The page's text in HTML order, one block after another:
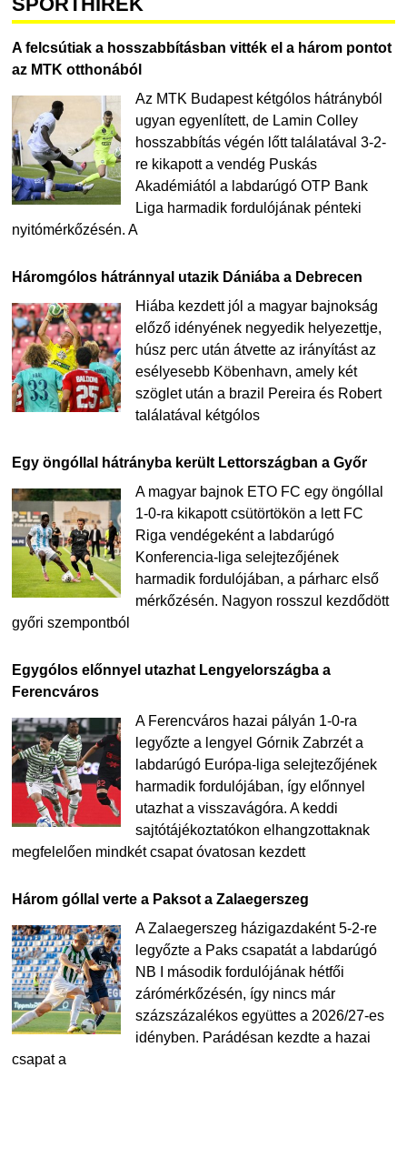
A felcsútiak a hosszabbításban vitték el a három pontot
az MTK otthonából
Az MTK Budapest kétgólos hátrányból
ugyan egyenlített, de Lamin Colley
hosszabbítás végén lőtt találatával 3-2-
re kikapott a vendég Puskás
Akadémiától a labdarúgó OTP Bank
Liga harmadik fordulójának pénteki
nyitómérkőzésén. A
Háromgólos hátránnyal utazik Dániába a Debrecen
Hiába kezdett jól a magyar bajnokság
előző idényének negyedik helyezettje,
húsz perc után átvette az irányítást az
esélyesebb Köbenhavn, amely két
szöglet után a brazil Pereira és Robert
találatával kétgólos
Egy öngóllal hátrányba került Lettországban a Győr
A magyar bajnok ETO FC egy öngóllal
1-0-ra kikapott csütörtökön a lett FC
Riga vendégeként a labdarúgó
Konferencia-liga selejtezőjének
harmadik fordulójában, a párharc első
mérkőzésén. Nagyon rosszul kezdődött
győri szempontból
Egygólos előnnyel utazhat Lengyelországba a
Ferencváros
A Ferencváros hazai pályán 1-0-ra
legyőzte a lengyel Górnik Zabrzét a
labdarúgó Európa-liga selejtezőjének
harmadik fordulójában, így előnnyel
utazhat a visszavágóra. A keddi
sajtótájékoztatókon elhangzottaknak
megfelelően mindkét csapat óvatosan kezdett
Három góllal verte a Paksot a Zalaegerszeg
A Zalaegerszeg házigazdaként 5-2-re
legyőzte a Paks csapatát a labdarúgó
NB I második fordulójának hétfői
zárómérkőzésén, így nincs már
százszázalékos együttes a 2026/27-es
idényben. Parádésan kezdte a hazai
csapat a